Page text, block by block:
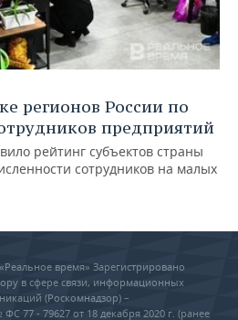
регионов России по
предприятий
рейтинг субъектов страны
сотрудников на малых
время» Зарегистрировано
в сфере связи, информационных
(Роскомнадзор) –
77 - 79627 от 18 декабря 2020 г. (ранее